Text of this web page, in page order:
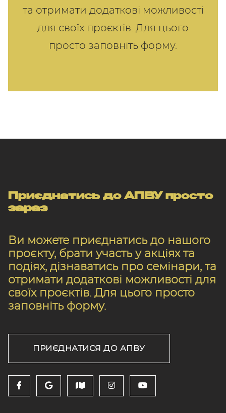
та отримати додаткові можливості
для своїх проєктів. Для цього
просто заповніть форму.
Приєднатись до АПВУ просто
зараз
Ви можете приєднатись до нашого
проєкту, брати участь у акціях та
подіях, дізнаватись про семінари, та
отримати додаткові можливості для
своїх проєктів. Для цього просто
заповніть форму.
ПРИЄДНАТИСЯ ДО АПВУ